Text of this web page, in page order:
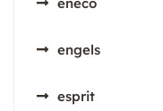
engels
esprit